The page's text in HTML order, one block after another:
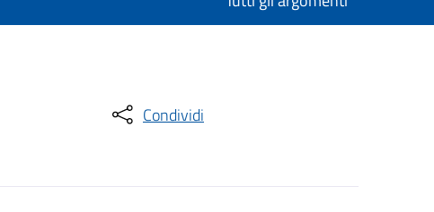
Condividi